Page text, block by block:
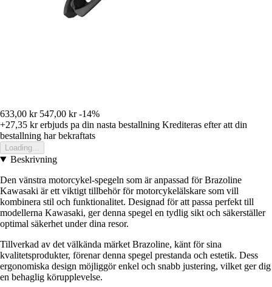
633,00 kr 547,00 kr -14%
+27,35 krerbjuds pa din nasta bestallning Krediteras efter att din
bestallning har bekraftats
Loading...
Beskrivning
Den vänstra motorcykel-spegeln som är anpassad för Brazoline
Kawasaki är ett viktigt tillbehör för motorcykelälskare som vill
kombinera stil och funktionalitet. Designad för att passa perfekt till
modellerna Kawasaki, ger denna spegel en tydlig sikt och säkerställer
optimal säkerhet under dina resor.
Tillverkad av det välkända märket Brazoline, känt för sina
kvalitetsprodukter, förenar denna spegel prestanda och estetik. Dess
ergonomiska design möjliggör enkel och snabb justering, vilket ger dig
en behaglig körupplevelse.